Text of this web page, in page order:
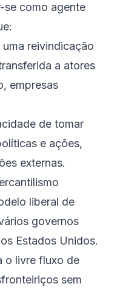
se como agente
reivindicação
a atores
empresas
de tomar
e ações,
externas.
liberal de
governos
Estados Unidos.
o livre fluxo de
sem